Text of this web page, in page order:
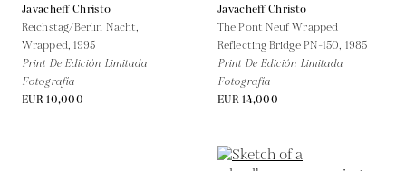
Javacheff Christo
Reichstag/Berlin Nacht,
Wrapped, 1995
Print De Edición Limitada
Fotografía
EUR 10,000
Javacheff Christo
The Pont Neuf Wrapped
Reflecting Bridge PN-150, 1985
Print De Edición Limitada
Fotografía
EUR 14,000